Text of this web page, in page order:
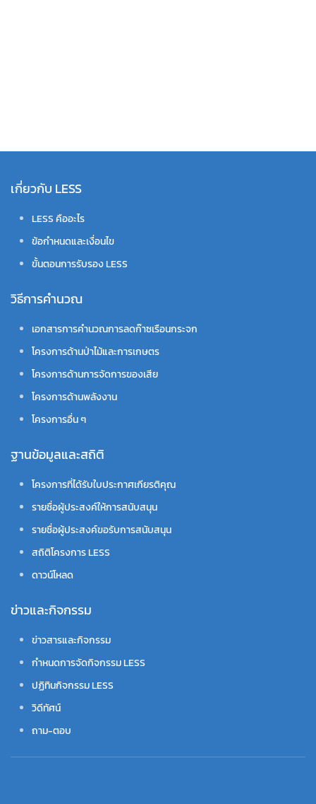
เกี่ยวกับ LESS
LESS คืออะไร
ข้อกำหนดและเงื่อนไข
ขั้นตอนการรับรอง LESS
วิธีการคำนวณ
เอกสารการคำนวณการลดก๊าซเรือนกระจก
โครงการด้านป่าไม้และการเกษตร
โครงการด้านการจัดการของเสีย
โครงการด้านพลังงาน
โครงการอื่น ๆ
ฐานข้อมูลและสถิติ
โครงการที่ได้รับใบประกาศเกียรติคุณ
รายชื่อผู้ประสงค์ให้การสนับสนุน
รายชื่อผู้ประสงค์ขอรับการสนับสนุน
สถิติโครงการ LESS
ดาวน์โหลด
ข่าวและกิจกรรม
ข่าวสารและกิจกรรม
กำหนดการจัดกิจกรรม LESS
ปฏิทินกิจกรรม LESS
วิดีทัศน์
ถาม-ตอบ